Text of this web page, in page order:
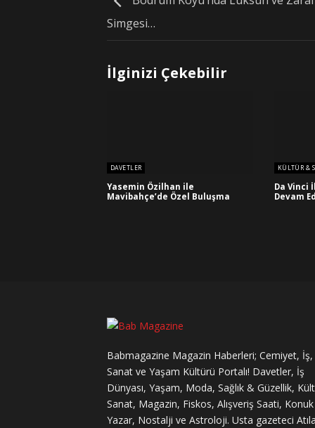
Simgesi…
İlginizi Çekebilir
DAVETLER
Yasemin Özilhan ile
Mavibahçe’de Özel Buluşma
KÜLTÜR &
Da Vinci
Devam
Babmagazine Magazin Haberleri; Cemiyet, İş,
Sanat ve Yaşam Kültürü Portalı! Davetler, İş
Dünyası, Yaşam, Moda, Sağlık & Güzellik,
Sanat, Magazin, Fiskos, Alışveriş Saati, Konuk
Yazar, Nostalji ve Astroloji. Usta gazeteci